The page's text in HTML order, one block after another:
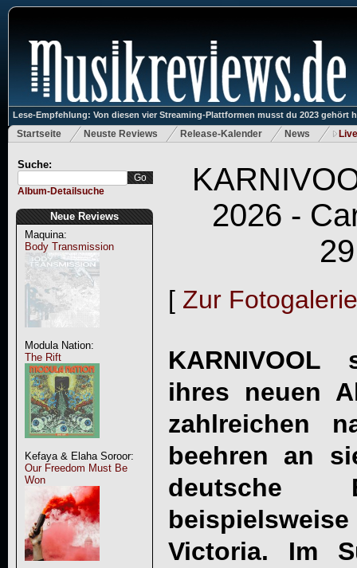
Lese-Empfehlung: Von diesen vier Streaming-Plattformen musst du 2023 gehört
Startseite Neuste Reviews Release-Kalender News Live
Suche:
Album-Detailsuche
Neue Reviews
Maquina:
Body Transmission
Modula Nation:
The Rift
Kefaya & Elaha Soroor:
Our Freedom Must Be
Won
2026 -
[ Zur Fotogalerie
ihres neuen
zahlreichen
beehren an
deutsche
Victoria. Im